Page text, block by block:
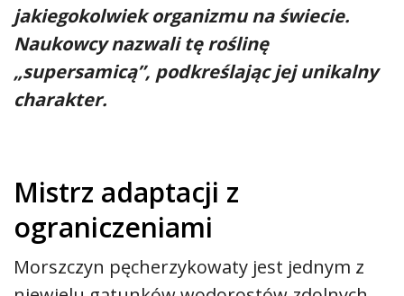
jakiegokolwiek organizmu na świecie.
Naukowcy nazwali tę roślinę
„supersamicą”, podkreślając jej unikalny
charakter.
Mistrz adaptacji z
ograniczeniami
Morszczyn pęcherzykowaty jest jednym z